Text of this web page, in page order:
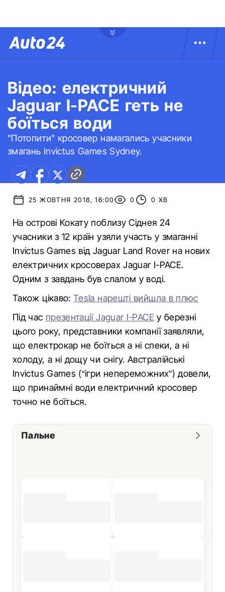
Відео: електричний
Jaguar I-PACE геть не
боїться води
"Потопити" кросовер намагались учасники
змагань Invictus Games Sydney.
25 ЖОВТНЯ 2018, 16:00 0 0 ХВ
На острові Кокату поблизу Сіднея 24
учасники з 12 країн узяли участь у змаганні
Invictus Games від Jaguar Land Rover на нових
електричних кросоверах Jaguar I-PACE.
Одним з завдань був слалом у воді.
Також цікаво:Tesla нарешті вийшла в плюс
Під час презентації Jaguar I-PACE у березні
цього року, представники компанії заявляли,
що електрокар не боїться а ні спеки, а ні
холоду, а ні дощу чи снігу. Австралійські
Invictus Games (“ігри непереможних”) довели,
що принаймні води електричний кросовер
точно не боїться.
Пальне